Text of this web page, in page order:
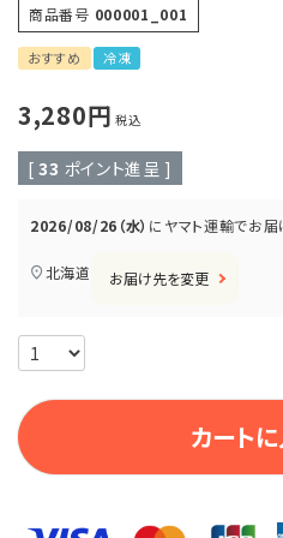
よくあるご質問
お問い合わせ
商品番号 000001_001
おすすめ 冷凍
3,280 税込
[ 33 ポイント進呈 ]
2026/08/26（水） に ヤマト運輸でお届
北海道 お届け先を変更
カート